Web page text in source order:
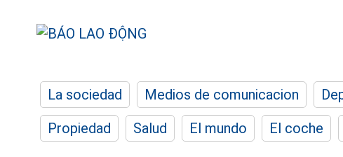
La sociedad Medios de comunicacion
Propiedad
Salud El mundo El coche